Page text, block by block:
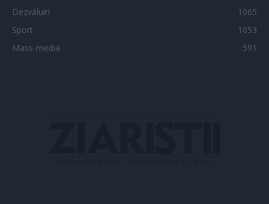
Dezvăluiri
1065
Sport
1053
Mass-media
591